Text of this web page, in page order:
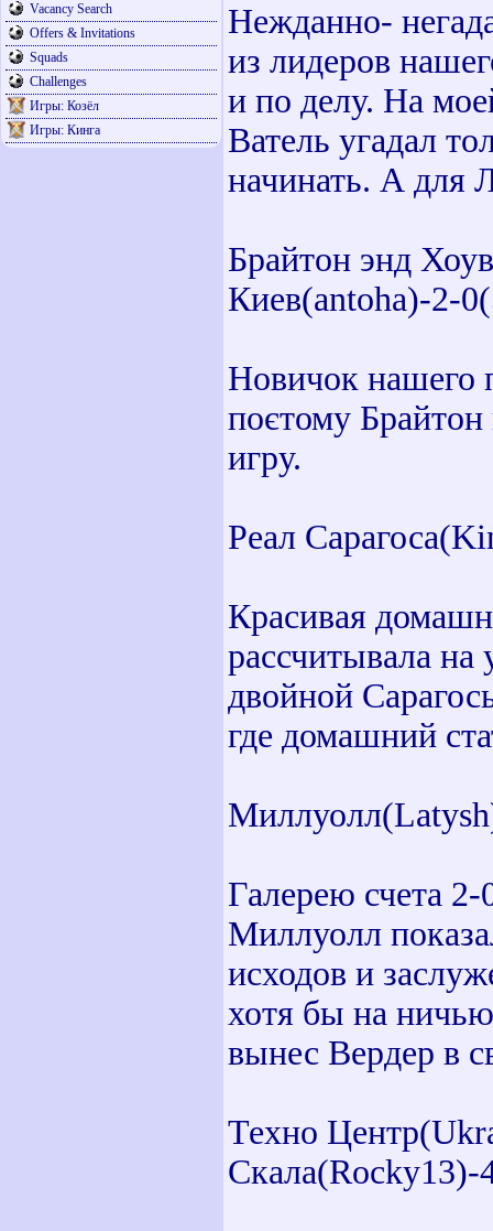
Vacancy Search
Offers & Invitations
Squads
Challenges
Игры: Козёл
Игры: Кинга
Нежданно-
из лидеров
и по делу. На
Ватель угадал
начинать. А для
Брайтон энд
Киев(antoha)-2-
Новичок нашего
поєтому
игру.
Реал
Красивая
рассчитывала на
двойной
где домашний
Галерею счета 2-
Миллуолл
исходов и
хотя бы на
вынес Вердер в
Техно
Скала(Rocky13)-